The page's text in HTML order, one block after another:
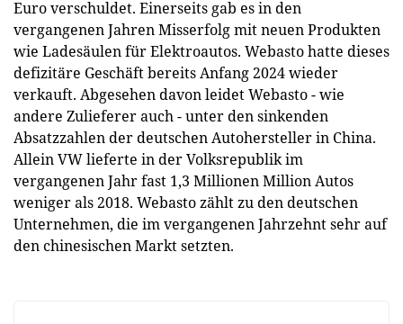
Euro verschuldet. Einerseits gab es in den
vergangenen Jahren Misserfolg mit neuen Produkten
wie Ladesäulen für Elektroautos. Webasto hatte dieses
defizitäre Geschäft bereits Anfang 2024 wieder
verkauft. Abgesehen davon leidet Webasto - wie
andere Zulieferer auch - unter den sinkenden
Absatzzahlen der deutschen Autohersteller in China.
Allein VW lieferte in der Volksrepublik im
vergangenen Jahr fast 1,3 Millionen Million Autos
weniger als 2018. Webasto zählt zu den deutschen
Unternehmen, die im vergangenen Jahrzehnt sehr auf
den chinesischen Markt setzten.